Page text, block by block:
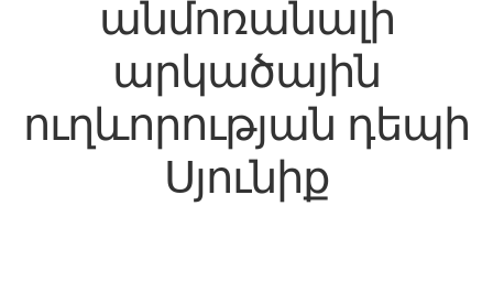
անմոռանալի
արկածային
ուղևորության դեպի
Սյունիք